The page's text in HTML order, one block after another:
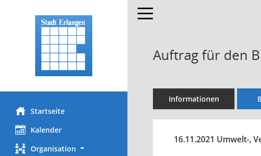
Startseite
Kalender
Organisation
Toggle navigation
Auftrag für den
Informationen
16.11.2021 Umwelt-,